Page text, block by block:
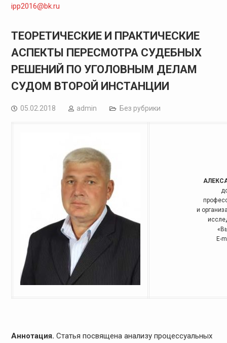
ipp2016@bk.ru
ТЕОРЕТИЧЕСКИЕ И ПРАКТИЧЕСКИЕ
АСПЕКТЫ ПЕРЕСМОТРА СУДЕБНЫХ
РЕШЕНИЙ ПО УГОЛОВНЫМ ДЕЛАМ
СУДОМ ВТОРОЙ ИНСТАНЦИИ
05.02.2018 admin Без рубрики
и
E-
Аннотация. Статья посвящена анализу процессуальных